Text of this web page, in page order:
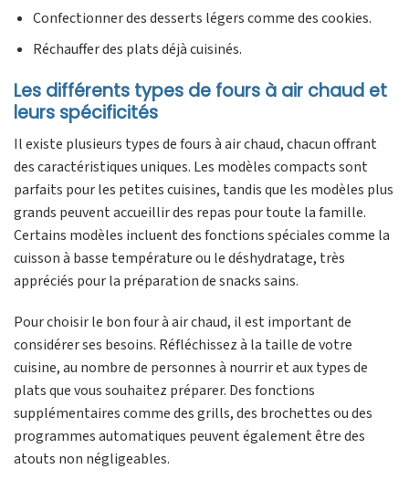
Confectionner des desserts légers comme des cookies.
Réchauffer des plats déjà cuisinés.
Les différents types de fours à air chaud et
leurs spécificités
Il existe plusieurs types de fours à air chaud, chacun offrant
des caractéristiques uniques. Les modèles compacts sont
parfaits pour les petites cuisines, tandis que les modèles plus
grands peuvent accueillir des repas pour toute la famille.
Certains modèles incluent des fonctions spéciales comme la
cuisson à basse température ou le déshydratage, très
appréciés pour la préparation de snacks sains.
Pour choisir le bon four à air chaud, il est important de
considérer ses besoins. Réfléchissez à la taille de votre
cuisine, au nombre de personnes à nourrir et aux types de
plats que vous souhaitez préparer. Des fonctions
supplémentaires comme des grills, des brochettes ou des
programmes automatiques peuvent également être des
atouts non négligeables.